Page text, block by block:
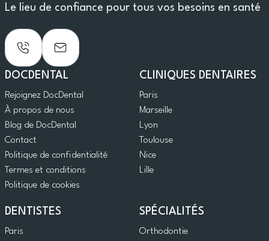
Le lieu de confiance pour tous vos besoins en santé
DOCDENTAL
Rejoignez DocDental
À propos de nous
Blog de DocDental
Contact
Politique de confidentialité
Termes et conditions
Politique de cookies
CLINIQUES DENTAIRES
Paris
Marseille
Lyon
Toulouse
Nice
Lille
DENTISTES
Paris
SPÉCIALITÉS
Orthodontie